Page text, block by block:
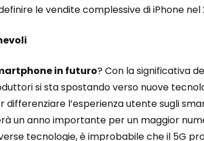
le vendite complessive di iPhone nel
in futuro? Con la significativa
si sta spostando verso nuove
l’esperienza utente sugli
un anno importante per un maggior
tecnologie, è improbabile che il 5G